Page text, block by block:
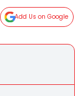
Add Us on Google